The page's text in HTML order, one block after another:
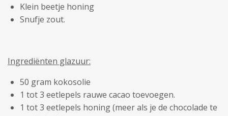
Klein beetje honing
Snufje zout.
Ingrediënten glazuur:
50 gram kokosolie
1 tot 3 eetlepels rauwe cacao toevoegen.
1 tot 3 eetlepels honing (meer als je de chocolade te